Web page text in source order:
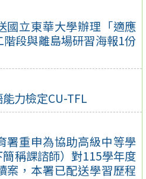
國立東華大學辦理「適應
段與離島場研習海報1份
力檢定CU-TFL
署重申為協助高級中等學
稱課諮師）對115學年度
案，本署已配送學習歷程